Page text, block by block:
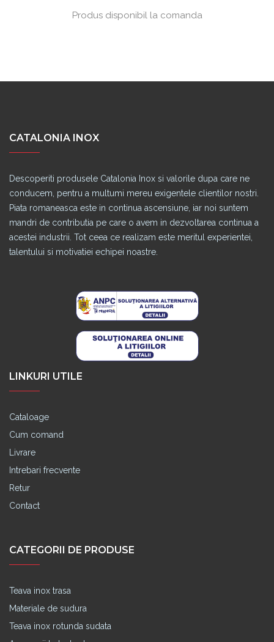
Produs disponibil la comanda
CATALONIA INOX
Descoperiti produsele Catalonia Inox si valorile dupa care ne
conducem, pentru a multumi mereu exigentele clientilor nostri.
Piata romaneasca este in continua ascensiune, iar noi suntem
mandri de contributia pe care o avem in dezvoltarea continua a
acestei industrii. Tot ceea ce realizam este meritul experientei,
talentului si motivatiei echipei noastre.
LINKURI UTILE
Cataloage
Cum comand
Livrare
Intrebari frecvente
Retur
Contact
CATEGORII DE PRODUSE
Teava inox trasa
Materiale de sudura
Teava inox rotunda sudata